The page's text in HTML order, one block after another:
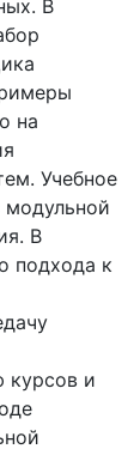
В
на
Учебное
модульной
В
подхода к
курсов и